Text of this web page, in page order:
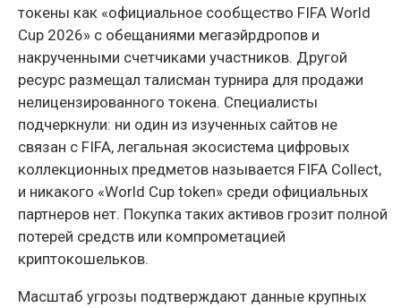
токены как «официальное сообщество FIFA World
Cup 2026» с обещаниями мегаэйрдропов и
накрученными счетчиками участников. Другой
ресурс размещал талисман турнира для продажи
нелицензированного токена. Специалисты
подчеркнули: ни один из изученных сайтов не
связан с FIFA, легальная экосистема цифровых
коллекционных предметов называется FIFA Collect,
и никакого «World Cup token» среди официальных
партнеров нет. Покупка таких активов грозит полной
потерей средств или компрометацией
криптокошельков.
Масштаб угрозы подтверждают данные крупных